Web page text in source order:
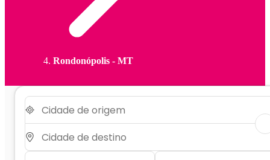
Rondonópolis - MT